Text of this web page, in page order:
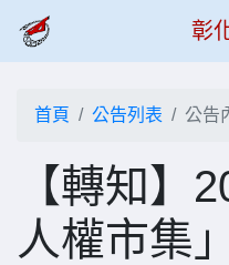
彰
首頁 公告列表 公告
【轉知】
人權市集